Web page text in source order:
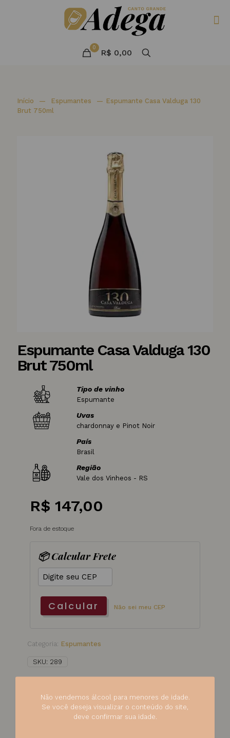
0
R$ 0,00
Início — Espumantes — Espumante Casa Valduga 130
Brut 750ml
Espumante Casa Valduga 130
Brut 750ml
Tipo de vinho
Espumante
Uvas
chardonnay e Pinot Noir
País
Brasil
Região
Vale dos Vinheos - RS
R$ 147,00
Fora de estoque
📦 Calcular Frete
Calcular Não sei meu CEP
Categoria: Espumantes
SKU: 289
Não vendemos álcool para menores de idade.
Se você deseja visualizar o conteúdo do site,
deve confirmar sua idade.